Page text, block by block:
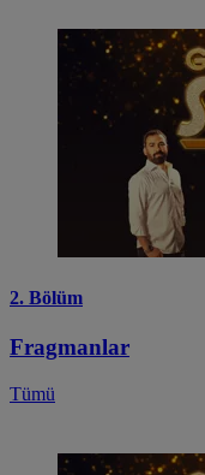
2. Bölüm
Fragmanlar
Tümü